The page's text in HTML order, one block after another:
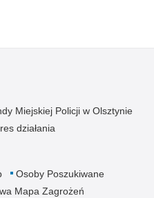
Miejskiej Policji w Olsztynie
działania
Osoby Poszukiwane
Mapa Zagrożeń